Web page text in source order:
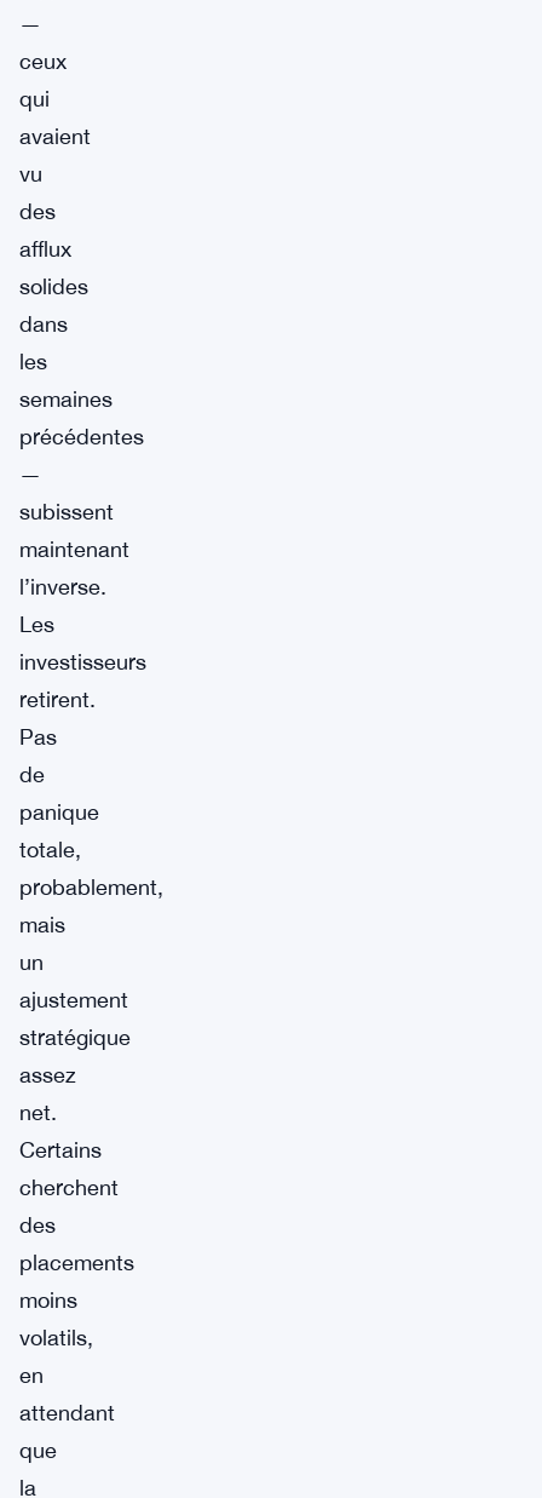
—
ceux
qui
avaient
vu
des
afflux
solides
dans
les
semaines
précédentes
—
subissent
maintenant
l’inverse.
Les
investisseurs
retirent.
Pas
de
panique
totale,
probablement,
mais
un
ajustement
stratégique
assez
net.
Certains
cherchent
des
placements
moins
volatils,
en
attendant
que
la